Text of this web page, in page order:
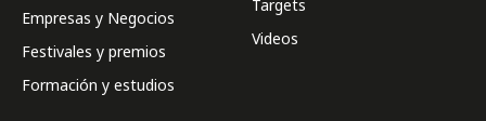
Empresas y Negocios
Festivales y premios
Formación y estudios
Targets
Videos